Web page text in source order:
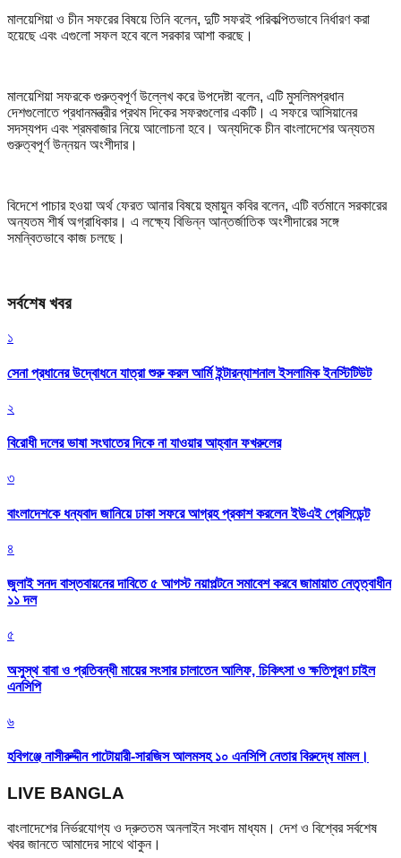
মালয়েশিয়া ও চীন সফরের বিষয়ে তিনি বলেন, দুটি সফরই পরিকল্পিতভাবে নির্ধারণ করা
হয়েছে এবং এগুলো সফল হবে বলে সরকার আশা করছে।
মালয়েশিয়া সফরকে গুরুত্বপূর্ণ উল্লেখ করে উপদেষ্টা বলেন, এটি মুসলিমপ্রধান
দেশগুলোতে প্রধানমন্ত্রীর প্রথম দিকের সফরগুলোর একটি। এ সফরে আসিয়ানের
সদস্যপদ এবং শ্রমবাজার নিয়ে আলোচনা হবে। অন্যদিকে চীন বাংলাদেশের অন্যতম
গুরুত্বপূর্ণ উন্নয়ন অংশীদার।
বিদেশে পাচার হওয়া অর্থ ফেরত আনার বিষয়ে হুমায়ুন কবির বলেন, এটি বর্তমানে সরকারের
অন্যতম শীর্ষ অগ্রাধিকার। এ লক্ষ্যে বিভিন্ন আন্তর্জাতিক অংশীদারের সঙ্গে
সমন্বিতভাবে কাজ চলছে।
সর্বশেষ খবর
১
সেনা প্রধানের উদ্বোধনে যাত্রা শুরু করল আর্মি ইন্টারন্যাশনাল ইসলামিক ইনস্টিটিউট
২
বিরোধী দলের ভাষা সংঘাতের দিকে না যাওয়ার আহ্বান ফখরুলের
৩
বাংলাদেশকে ধন্যবাদ জানিয়ে ঢাকা সফরে আগ্রহ প্রকাশ করলেন ইউএই প্রেসিডেন্ট
৪
জুলাই সনদ বাস্তবায়নের দাবিতে ৫ আগস্ট নয়াপল্টনে সমাবেশ করবে জামায়াত নেতৃত্বাধীন
১১ দল
৫
অসুস্থ বাবা ও প্রতিবন্ধী মায়ের সংসার চালাতেন আলিফ, চিকিৎসা ও ক্ষতিপূরণ চাইল
এনসিপি
৬
হবিগঞ্জে নাসীরুদ্দীন পাটোয়ারী-সারজিস আলমসহ ১০ এনসিপি নেতার বিরুদ্ধে মামল।
LIVE BANGLA
বাংলাদেশের নির্ভরযোগ্য ও দ্রুততম অনলাইন সংবাদ মাধ্যম। দেশ ও বিশ্বের সর্বশেষ
খবর জানতে আমাদের সাথে থাকুন।